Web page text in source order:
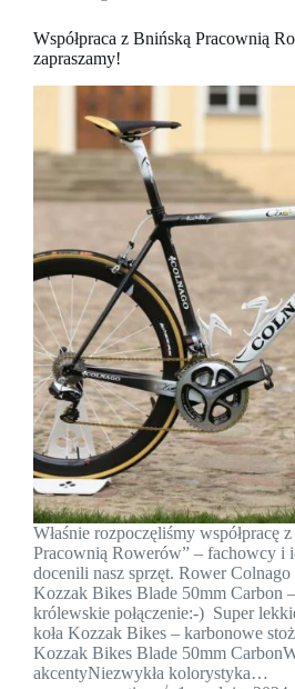
Współpraca z Bnińską Pracownią
zapraszamy!
Właśnie rozpoczęliśmy współpracę
Pracownią Rowerów” – fachowcy i
docenili nasz sprzęt. Rower Colnago
Kozzak Bikes Blade 50mm Carbon
królewskie połączenie:-) Super
koła Kozzak Bikes – karbonowe
Kozzak Bikes Blade 50mm
akcentyNiezwykła kolorystyka…